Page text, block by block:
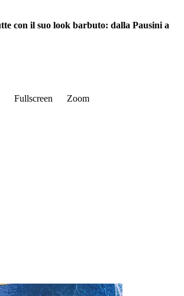
con il suo look barbuto: dalla Pausini a
Fullscreen Zoom